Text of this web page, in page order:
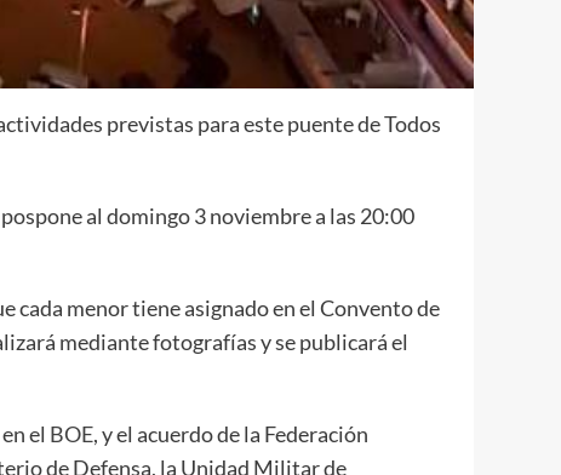
previstas para este puente de Todos
al domingo 3 noviembre a las 20:00
cada menor tiene asignado en el Convento de
mediante fotografías y se publicará el
el BOE, y el acuerdo de la Federación
de Defensa, la Unidad Militar de